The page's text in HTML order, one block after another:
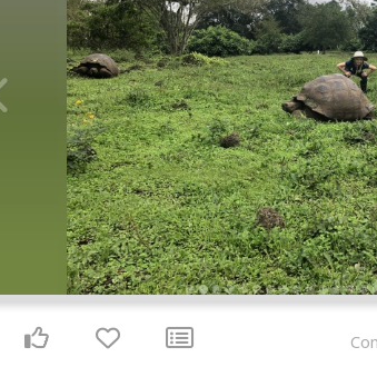
Previous